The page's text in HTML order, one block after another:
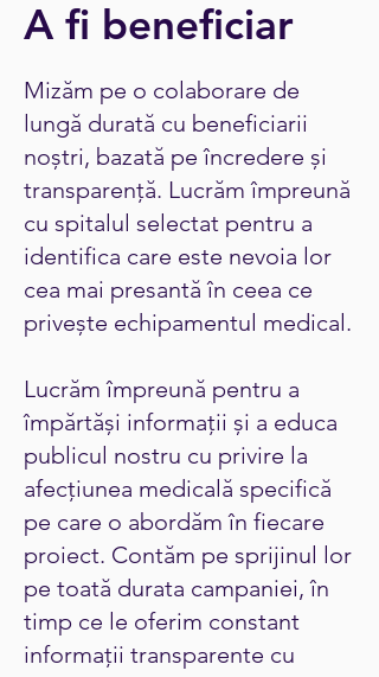
A fi beneficiar
Mizăm pe o colaborare de
lungă durată cu beneficiarii
noștri, bazată pe încredere și
transparență. Lucrăm împreună
cu spitalul selectat pentru a
identifica care este nevoia lor
cea mai presantă în ceea ce
privește echipamentul medical.
Lucrăm împreună pentru a
împărtăși informații și a educa
publicul nostru cu privire la
afecțiunea medicală specifică
pe care o abordăm în fiecare
proiect. Contăm pe sprijinul lor
pe toată durata campaniei, în
timp ce le oferim constant
informații transparente cu